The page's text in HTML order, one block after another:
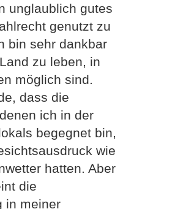
unglaublich gutes
genutzt zu
bin sehr dankbar
zu leben, in
möglich sind.
dass die
ich in der
begegnet bin,
wie
hatten. Aber
die
in meiner